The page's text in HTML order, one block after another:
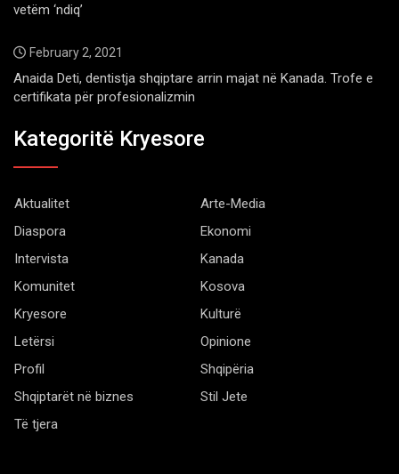
vetëm ‘ndiq’
February 2, 2021
Anaida Deti, dentistja shqiptare arrin majat në Kanada. Trofe e
certifikata për profesionalizmin
Kategoritë Kryesore
Aktualitet
Arte-Media
Diaspora
Ekonomi
Intervista
Kanada
Komunitet
Kosova
Kryesore
Kulturë
Letërsi
Opinione
Profil
Shqipëria
Shqiptarët në biznes
Stil Jete
Të tjera